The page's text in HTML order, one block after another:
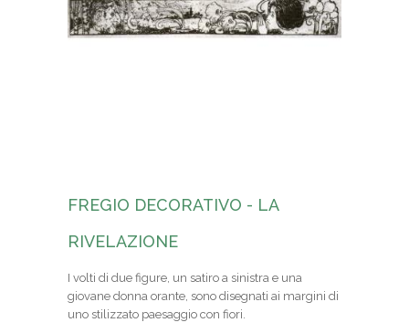
FREGIO DECORATIVO - LA
RIVELAZIONE
I volti di due figure, un satiro a sinistra e una
giovane donna orante, sono disegnati ai margini di
uno stilizzato paesaggio con fiori.